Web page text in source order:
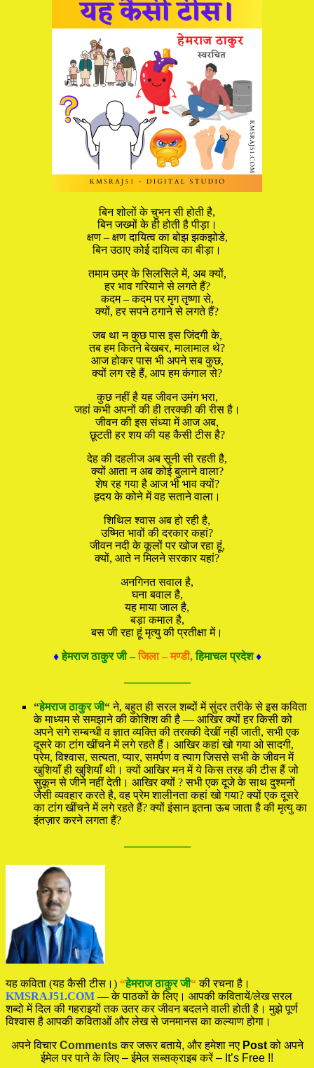
बिन शोलों के चुभन सी होती है,
बिन जख्मों के ही होती है पीड़ा।
क्षण – क्षण दायित्व का बोझ झकझोडे,
बिन उठाए कोई दायित्व का बीड़ा।
तमाम उम्र के सिलसिले में, अब क्यों,
हर भाव गरियाने से लगते हैं?
कदम – कदम पर मृग तृष्णा से,
क्यों, हर सपने ठगाने से लगते हैं?
जब था न कुछ पास इस जिंदगी के,
तब हम कितने बेखबर, मालामाल थे?
आज होकर पास भी अपने सब कुछ,
क्यों लग रहे हैं, आप हम कंगाल से?
कुछ नहीं है यह जीवन उमंग भरा,
जहां कभी अपनों की ही तरक्की की रीस है।
जीवन की इस संध्या में आज अब,
छूटती हर शय की यह कैसी टीस है?
देह की दहलीज अब सूनी सी रहती है,
क्यों आता न अब कोई बुलाने वाला?
शेष रह गया है आज भी भाव क्यों?
हृदय के कोने में वह सताने वाला।
शिथिल श्वास अब हो रही है,
उष्मित भावों की दरकार कहां?
जीवन नदी के कूलों पर खोज रहा हूं,
क्यों, आते न मिलने सरकार यहां?
अनगिनत सवाल है,
घना बवाल है,
यह माया जाल है,
बड़ा कमाल है,
बस जी रहा हूं मृत्यु की प्रतीक्षा में।
♦हेमराज ठाकुर जी –जिला – मण्डी, हिमाचल प्रदेश ♦
—————
“हेमराज ठाकुर जी“ने, बहुत ही सरल शब्दों में सुंदर तरीके से इस कविता
के माध्यम से समझाने की कोशिश की है — आखिर क्यों हर किसी को
अपने सगे सम्बन्धी व ज्ञात व्यक्ति की तरक्की देखीं नहीं जाती, सभी एक
दूसरे का टांग खींचने में लगे रहते हैं। आखिर कहां खो गया ओ सादगी,
प्रेम, विश्वास, सत्यता, प्यार, समर्पण व त्याग जिससे सभी के जीवन में
खुशियाँ ही खुशियाँ थी। क्यों आखिर मन में ये किस तरह की टीस हैं जो
सुकून से जीने नहीं देती। आखिर क्यों ? सभी एक दूजे के साथ दुश्मनों
जैसी व्‍यवहार करते है, वह प्रेम शालीनता कहां खो गया? क्यों एक दूसरे
का टांग खींचने में लगे रहते हैं? क्यों इंसान इतना ऊब जाता है की मृत्यु का
इंतज़ार करने लगता हैं?
—————
यह कविता (यह कैसी टीस।) “हेमराज ठाकुर जी“की रचना है।
KMSRAJ51.COM — के पाठकों के लिए। आपकी कवितायें/लेख सरल
शब्दो में दिल की गहराइयों तक उतर कर जीवन बदलने वाली होती है। मुझे पूर्ण
विश्वास है आपकी कविताओं और लेख से जनमानस का कल्याण होगा।
अपने विचारCommentsकर जरूर बताये, और हमेशा नए Postको अपने
ईमेल पर पाने के लिए – ईमेल सब्सक्राइब करें – It’s Free !!